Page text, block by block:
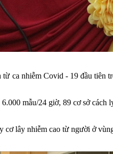
ca nhiễm Covid - 19 đầu tiên
mẫu/24 giờ, 89 cơ sở
lây nhiễm cao từ người ở